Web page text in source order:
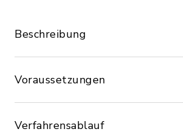
Beschreibung
Voraussetzungen
Verfahrensablauf